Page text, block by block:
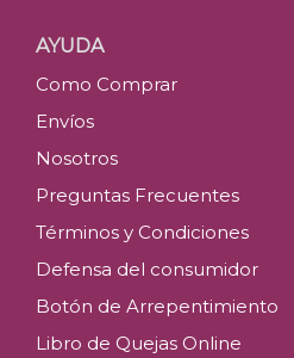
AYUDA
Como Comprar
Envíos
Nosotros
Preguntas Frecuentes
Términos y Condiciones
Defensa del consumidor
Botón de Arrepentimiento
Libro de Quejas Online